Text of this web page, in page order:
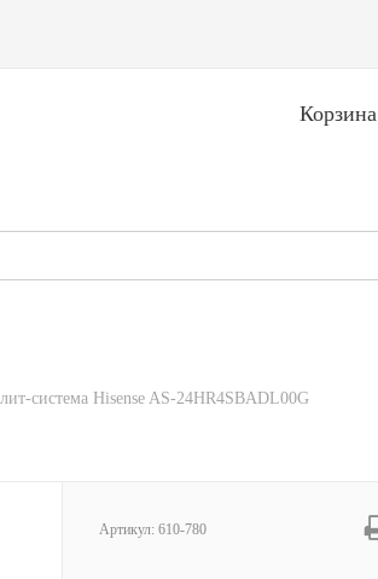
Корзина
система Hisense AS-24HR4SBADL00G
Артикул: 610-780